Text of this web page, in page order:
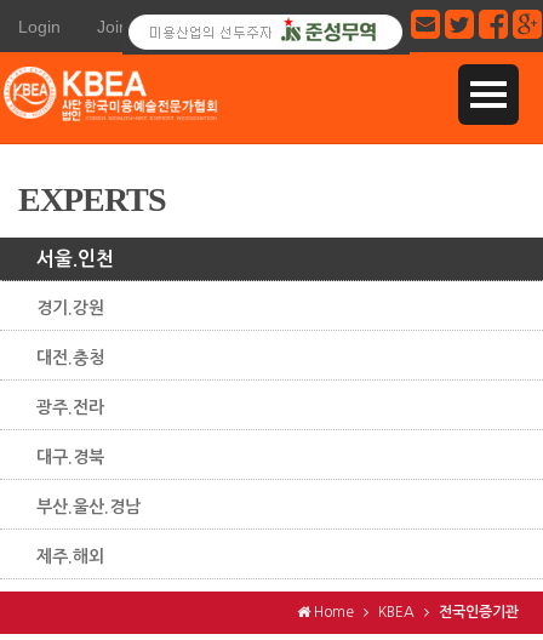
Login Join
EXPERTS
서울.인천
경기.강원
대전.충청
광주.전라
대구.경북
부산.울산.경남
제주.해외
Home KBEA 전국인증기관